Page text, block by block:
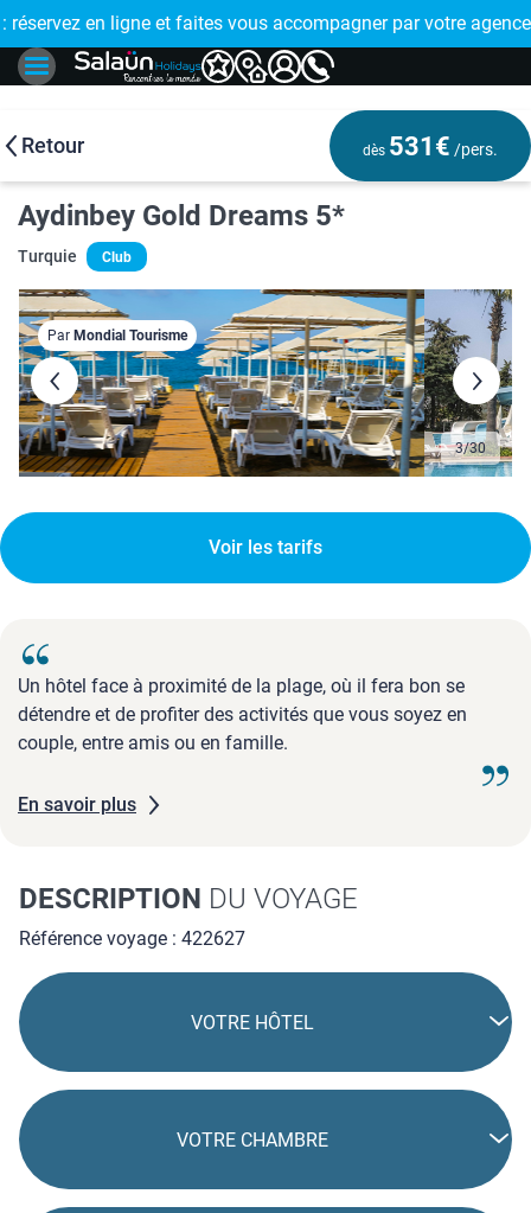
!
: réservez en ligne et faites vous accompagner par votre
🤩
Retour dès 531€ /pers.
Aydinbey Gold Dreams 5*
Turquie Club
3/30
Par Mondial Tourisme
Voir les tarifs
Un hôtel face à proximité de la plage, où il fera bon se
détendre et de profiter des activités que vous soyez en
couple, entre amis ou en famille.
En savoir plus
DESCRIPTION DU VOYAGE
Référence voyage : 422627
VOTRE HÔTEL
VOTRE CHAMBRE